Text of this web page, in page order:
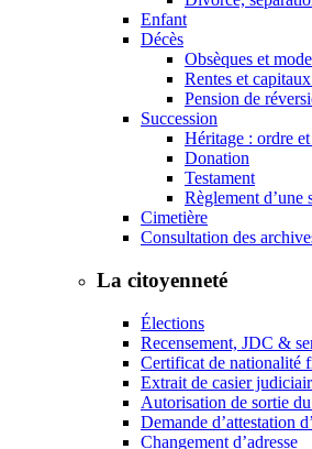
Enfant
Décès
Obsèques et
Rentes et
Pension de
Succession
Héritage : ordre
Donation
Testament
Règlement d’une
Cimetière
Consultation des
La citoyenneté
Élections
Recensement, JDC &
Certificat de nationalité
Extrait de casier
Autorisation de sortie
Demande d’attestation
Changement d’adresse